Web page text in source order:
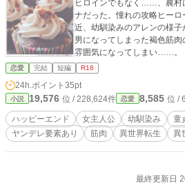
ヒロインでもなく……、農村
ナだった。憧れの攻略ヒー
近、幼馴染みのアレンの様
男になってしまった褐色筋
雰囲気になってしまい……。 ※モブ褐色筋肉（幼馴染み）✕
モブヒロイン ※ハピエン ※
喘ぎあり ※ヤンデレ風味
恋愛 完結 短編 R18
24h.ポイント 35pt
小説 19,576 位 / 228,624件 恋愛 8,585 位 /
ハッピーエンド 女主人公 幼馴染み 童
ヤンデレ要素あり
筋肉 異世界転生 異
最終更新日